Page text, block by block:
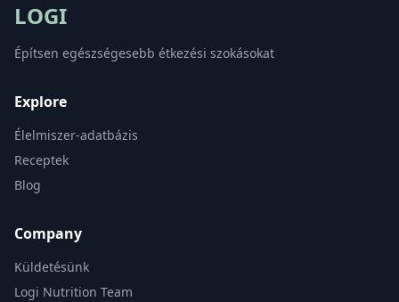
LOGI
Építsen egészségesebb étkezési szokásokat
Explore
Élelmiszer-adatbázis
Receptek
Blog
Company
Küldetésünk
Logi Nutrition Team